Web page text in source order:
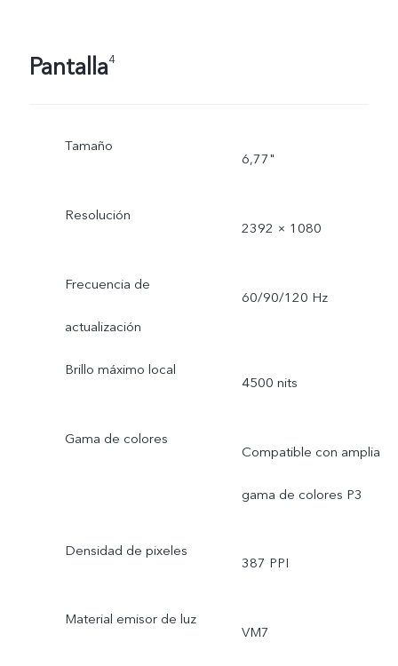
Pantalla4
Tamaño
6,77"
Resolución
2392 × 1080
Frecuencia de
actualización
60/90/120 Hz
Brillo máximo local
4500 nits
Gama de colores
Compatible con amplia
gama de colores P3
Densidad de pixeles
387 PPI
Material emisor de luz
VM7